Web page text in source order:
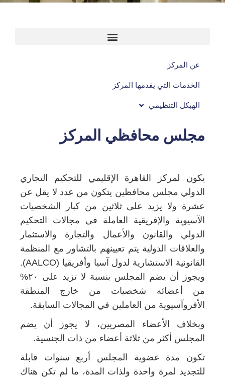
عن المركز
الخدمات التي يقدمها المركز
الهيكل التنظيمي
مجلس محافظي المركز
يكون لمركز القاهرة الإقليمي للتحكيم التجاري
الدولي مجلس محافظين يتكون من عدد لا يقل عن
عشرة ولا يزيد على ثلاثين من كبار الشخصيات
الآسيوية والإفريقية العاملة في مجالات التحكيم
الدولي والقانون والأعمال والتجارة والاستثمار
والعلاقات الدولية يتم تعيينهم بالتشاور مع المنظمة
القانونية الاستشارية لدول آسيا وأفريقيا (AALCO).
ويجوز أن يضم المجلس بنسبة لا تزيد على ٢٠%
من أعضائه شخصيات من خارج المنطقة
الأفروآسيوية من العاملين في المجالات السابقة.
وبخلاف الأعضاء المصريين، لا يجوز أن يضم
المجلس أكثر من ثلاثة أعضاء من ذات الجنسية.
تكون مدة عضوية المجلس أربع سنوات قابلة
للتجديد لمرة واحدة ولذات المدة، ما لم تكن هناك